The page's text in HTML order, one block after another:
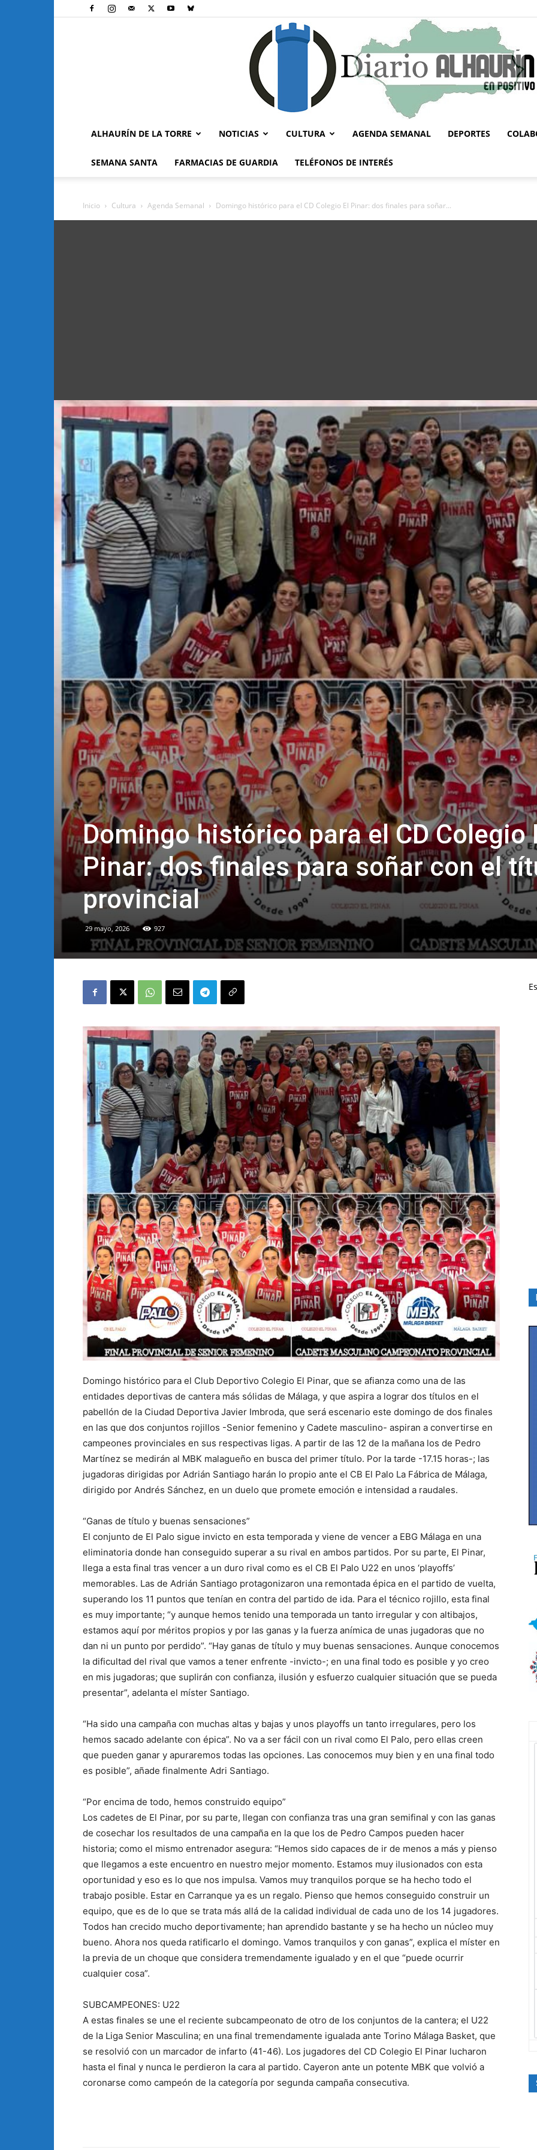
ALHAURÍN DE LA TORRE NOTICIAS CULTURA AGENDA SEMANAL DEPORTES
SEMANA SANTA FARMACIAS DE GUARDIA TELÉFONOS DE INTERÉS
Inicio Cultura Agenda Semanal Domingo histórico para el CD Colegio El Pinar: dos finales para soñar...
Domingo histórico para el CD Colegio
Pinar: dos finales para soñar con el
provincial
29 mayo, 2026 927
Domingo histórico para el Club Deportivo Colegio El Pinar, que se afianza como una de las
entidades deportivas de cantera más sólidas de Málaga, y que aspira a lograr dos títulos en el
pabellón de la Ciudad Deportiva Javier Imbroda, que será escenario este domingo de dos finales
en las que dos conjuntos rojillos -Senior femenino y Cadete masculino- aspiran a convertirse en
campeones provinciales en sus respectivas ligas. A partir de las 12 de la mañana los de Pedro
Martínez se medirán al MBK malagueño en busca del primer título. Por la tarde -17.15 horas-; las
jugadoras dirigidas por Adrián Santiago harán lo propio ante el CB El Palo La Fábrica de Málaga,
dirigido por Andrés Sánchez, en un duelo que promete emoción e intensidad a raudales.
“Ganas de título y buenas sensaciones”
El conjunto de El Palo sigue invicto en esta temporada y viene de vencer a EBG Málaga en una
eliminatoria donde han conseguido superar a su rival en ambos partidos. Por su parte, El Pinar,
llega a esta final tras vencer a un duro rival como es el CB El Palo U22 en unos ‘playoffs’
memorables. Las de Adrián Santiago protagonizaron una remontada épica en el partido de vuelta,
superando los 11 puntos que tenían en contra del partido de ida. Para el técnico rojillo, esta final
es muy importante; “y aunque hemos tenido una temporada un tanto irregular y con altibajos,
estamos aquí por méritos propios y por las ganas y la fuerza anímica de unas jugadoras que no
dan ni un punto por perdido”. “Hay ganas de título y muy buenas sensaciones. Aunque conocemos
la dificultad del rival que vamos a tener enfrente -invicto-; en una final todo es posible y yo creo
en mis jugadoras; que suplirán con confianza, ilusión y esfuerzo cualquier situación que se pueda
presentar”, adelanta el míster Santiago.
“Ha sido una campaña con muchas altas y bajas y unos playoffs un tanto irregulares, pero los
hemos sacado adelante con épica”. No va a ser fácil con un rival como El Palo, pero ellas creen
que pueden ganar y apuraremos todas las opciones. Las conocemos muy bien y en una final todo
es posible”, añade finalmente Adri Santiago.
“Por encima de todo, hemos construido equipo”
Los cadetes de El Pinar, por su parte, llegan con confianza tras una gran semifinal y con las ganas
de cosechar los resultados de una campaña en la que los de Pedro Campos pueden hacer
historia; como el mismo entrenador asegura: “Hemos sido capaces de ir de menos a más y pienso
que llegamos a este encuentro en nuestro mejor momento. Estamos muy ilusionados con esta
oportunidad y eso es lo que nos impulsa. Vamos muy tranquilos porque se ha hecho todo el
trabajo posible. Estar en Carranque ya es un regalo. Pienso que hemos conseguido construir un
equipo, que es de lo que se trata más allá de la calidad individual de cada uno de los 14 jugadores.
Todos han crecido mucho deportivamente; han aprendido bastante y se ha hecho un núcleo muy
bueno. Ahora nos queda ratificarlo el domingo. Vamos tranquilos y con ganas”, explica el míster en
la previa de un choque que considera tremendamente igualado y en el que “puede ocurrir
cualquier cosa”.
SUBCAMPEONES: U22
A estas finales se une el reciente subcampeonato de otro de los conjuntos de la cantera; el U22
de la Liga Senior Masculina; en una final tremendamente igualada ante Torino Málaga Basket, que
se resolvió con un marcador de infarto (41-46). Los jugadores del CD Colegio El Pinar lucharon
hasta el final y nunca le perdieron la cara al partido. Cayeron ante un potente MBK que volvió a
coronarse como campeón de la categoría por segunda campaña consecutiva.